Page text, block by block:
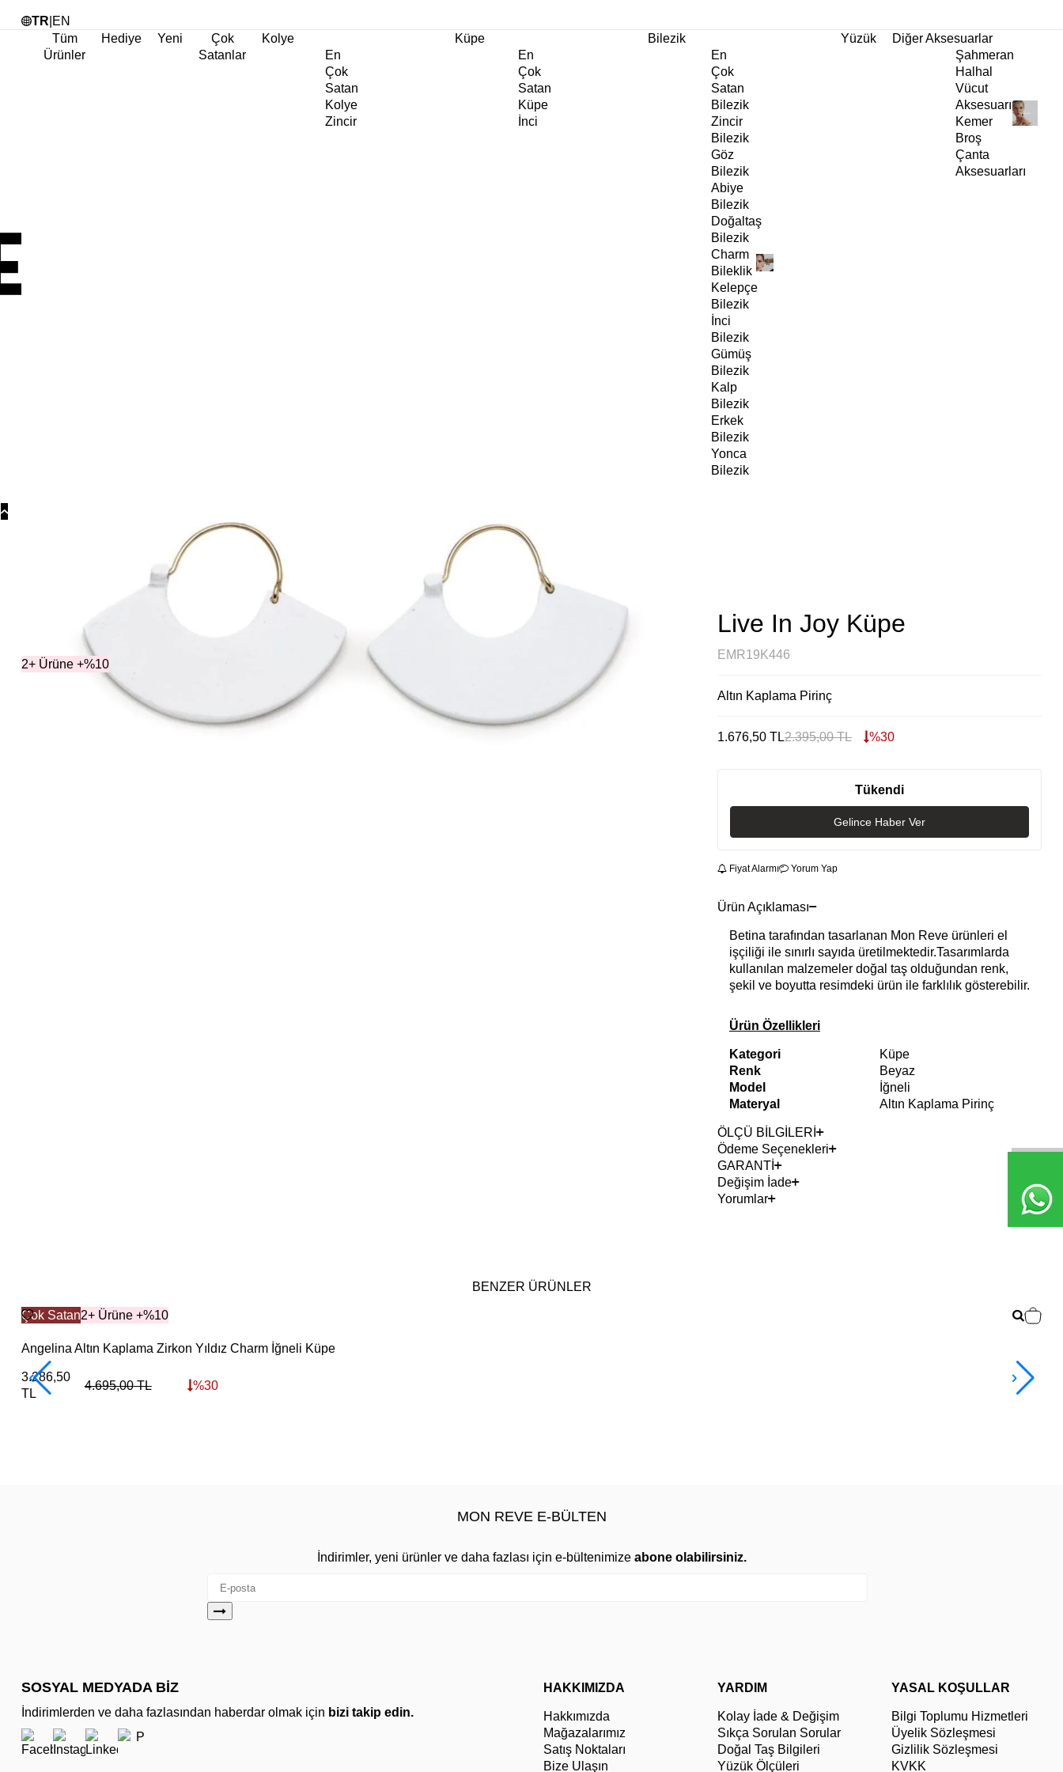
TR EN
Tüm
Ürünler
Hediye Yeni
Çok
Satanlar
Kolye
En
Çok
Satan
Kolye
Zincir
Küpe
En
Çok
Satan
Küpe
İnci
Bilezik
En
Çok
Satan
Bilezik
Zincir
Bilezik
Göz
Bilezik
Abiye
Bilezik
Doğaltaş
Bilezik
Charm
Bileklik
Kelepçe
Bilezik
İnci
Bilezik
Gümüş
Bilezik
Kalp
Bilezik
Erkek
Bilezik
Yonca
Bilezik
Yüzük
Diğer Aksesuarlar
Şahmeran
Halhal
Vücut
Aksesuarı
Kemer
Broş
Çanta
Aksesuarları
Kategoriler Charm Küpe
2+ Ürüne +%10
Live In Joy Küpe
EMR19K446
Altın Kaplama Pirinç
1.676,50 TL2.395,00TL %30
Tükendi
Gelince Haber Ver
Fiyat Alarmı Yorum Yap
Ürün Açıklaması
Betina tarafından tasarlanan Mon Reve ürünleri el
işçiliği ile sınırlı sayıda üretilmektedir.Tasarımlarda
kullanılan malzemeler doğal taş olduğundan renk,
şekil ve boyutta resimdeki ürün ile farklılık gösterebilir.
Ürün Özellikleri
Kategori
Küpe
Renk
Beyaz
Model
İğneli
Materyal
Altın Kaplama Pirinç
ÖLÇÜ BİLGİLERİ
Ödeme Seçenekleri
GARANTİ
Değişim İade
Yorumlar
BENZER ÜRÜNLER
Çok Satan2+ Ürüne +%10
Angelina Altın Kaplama Zirkon Yıldız Charm İğneli Küpe
3.286,50
TL
4.695,00TL %30
MON REVE E-BÜLTEN
İndirimler, yeni ürünler ve daha fazlası için e-bültenimize abone olabilirsiniz.
SOSYAL MEDYADA BİZ
İndirimlerden ve daha fazlasından haberdar olmak için bizi takip edin.
HAKKIMIZDA
Hakkımızda
Mağazalarımız
Satış Noktaları
Bize Ulaşın
YARDIM
Kolay İade & Değişim
Sıkça Sorulan Sorular
Doğal Taş Bilgileri
Yüzük Ölçüleri
YASAL KOŞULLAR
Bilgi Toplumu Hizmetleri
Üyelik Sözleşmesi
Gizlilik Sözleşmesi
KVKK